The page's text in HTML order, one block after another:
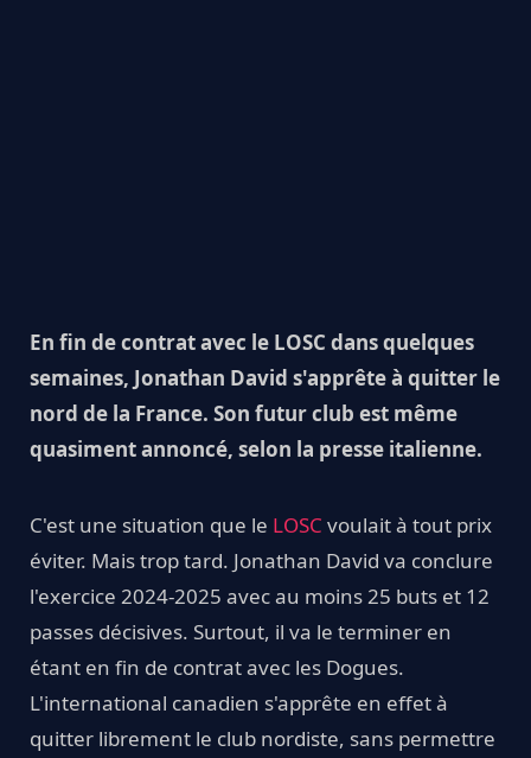
En fin de contrat avec le LOSC dans quelques
semaines, Jonathan David s'apprête à quitter le
nord de la France. Son futur club est même
quasiment annoncé, selon la presse italienne.
C'est une situation que le LOSC voulait à tout prix
éviter. Mais trop tard. Jonathan David va conclure
l'exercice 2024-2025 avec au moins 25 buts et 12
passes décisives. Surtout, il va le terminer en
étant en fin de contrat avec les Dogues.
L'international canadien s'apprête en effet à
quitter librement le club nordiste, sans permettre